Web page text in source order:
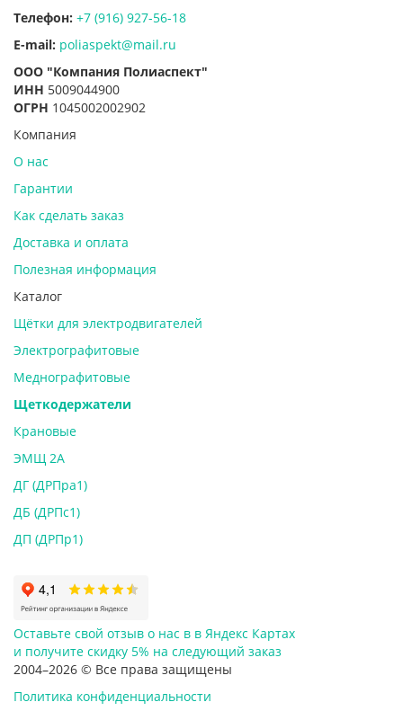
Телефон: +7 (916) 927-56-18
E-mail: poliaspekt@mail.ru
ООО "Компания Полиаспект"
ИНН 5009044900
ОГРН 1045002002902
Компания
О нас
Гарантии
Как сделать заказ
Доставка и оплата
Полезная информация
Каталог
Щётки для электродвигателей
Электрографитовые
Меднографитовые
Щеткодержатели
Крановые
ЭМЩ 2А
ДГ (ДРПра1)
ДБ (ДРПс1)
ДП (ДРПр1)
Оставьте свой отзыв о нас в в Яндекс Картах
и получите скидку 5% на следующий заказ
2004–2026 © Все права защищены
Политика конфиденциальности